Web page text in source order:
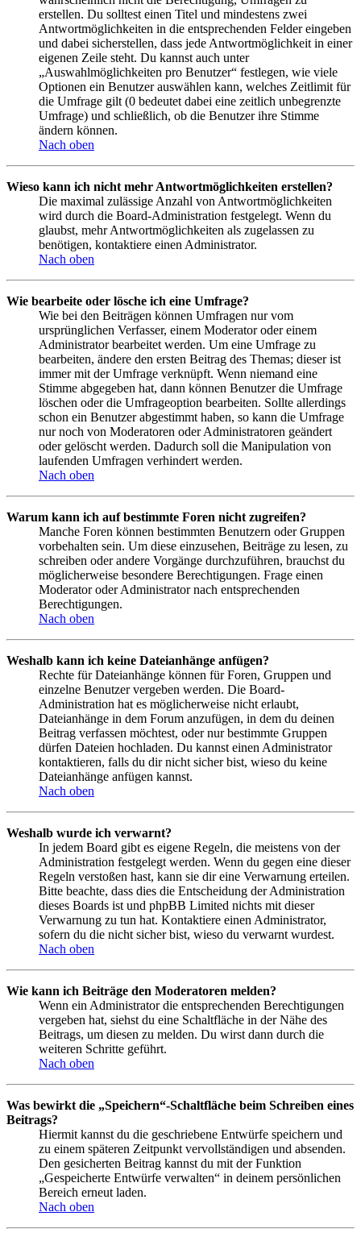
erstellen. Du solltest einen Titel und mindestens zwei
Antwortmöglichkeiten in die entsprechenden Felder eingeben
und dabei sicherstellen, dass jede Antwortmöglichkeit in einer
eigenen Zeile steht. Du kannst auch unter
„Auswahlmöglichkeiten pro Benutzer“ festlegen, wie viele
Optionen ein Benutzer auswählen kann, welches Zeitlimit für
die Umfrage gilt (0 bedeutet dabei eine zeitlich unbegrenzte
Umfrage) und schließlich, ob die Benutzer ihre Stimme
ändern können.
Nach oben
Wieso kann ich nicht mehr Antwortmöglichkeiten erstellen?
Die maximal zulässige Anzahl von Antwortmöglichkeiten
wird durch die Board-Administration festgelegt. Wenn du
glaubst, mehr Antwortmöglichkeiten als zugelassen zu
benötigen, kontaktiere einen Administrator.
Nach oben
Wie bearbeite oder lösche ich eine Umfrage?
Wie bei den Beiträgen können Umfragen nur vom
ursprünglichen Verfasser, einem Moderator oder einem
Administrator bearbeitet werden. Um eine Umfrage zu
bearbeiten, ändere den ersten Beitrag des Themas; dieser ist
immer mit der Umfrage verknüpft. Wenn niemand eine
Stimme abgegeben hat, dann können Benutzer die Umfrage
löschen oder die Umfrageoption bearbeiten. Sollte allerdings
schon ein Benutzer abgestimmt haben, so kann die Umfrage
nur noch von Moderatoren oder Administratoren geändert
oder gelöscht werden. Dadurch soll die Manipulation von
laufenden Umfragen verhindert werden.
Nach oben
Warum kann ich auf bestimmte Foren nicht zugreifen?
Manche Foren können bestimmten Benutzern oder Gruppen
vorbehalten sein. Um diese einzusehen, Beiträge zu lesen, zu
schreiben oder andere Vorgänge durchzuführen, brauchst du
möglicherweise besondere Berechtigungen. Frage einen
Moderator oder Administrator nach entsprechenden
Berechtigungen.
Nach oben
Weshalb kann ich keine Dateianhänge anfügen?
Rechte für Dateianhänge können für Foren, Gruppen und
einzelne Benutzer vergeben werden. Die Board-
Administration hat es möglicherweise nicht erlaubt,
Dateianhänge in dem Forum anzufügen, in dem du deinen
Beitrag verfassen möchtest, oder nur bestimmte Gruppen
dürfen Dateien hochladen. Du kannst einen Administrator
kontaktieren, falls du dir nicht sicher bist, wieso du keine
Dateianhänge anfügen kannst.
Nach oben
Weshalb wurde ich verwarnt?
In jedem Board gibt es eigene Regeln, die meistens von der
Administration festgelegt werden. Wenn du gegen eine dieser
Regeln verstoßen hast, kann sie dir eine Verwarnung erteilen.
Bitte beachte, dass dies die Entscheidung der Administration
dieses Boards ist und phpBB Limited nichts mit dieser
Verwarnung zu tun hat. Kontaktiere einen Administrator,
sofern du die nicht sicher bist, wieso du verwarnt wurdest.
Nach oben
Wie kann ich Beiträge den Moderatoren melden?
Wenn ein Administrator die entsprechenden Berechtigungen
vergeben hat, siehst du eine Schaltfläche in der Nähe des
Beitrags, um diesen zu melden. Du wirst dann durch die
weiteren Schritte geführt.
Nach oben
Was bewirkt die „Speichern“-Schaltfläche beim Schreiben eines
Beitrags?
Hiermit kannst du die geschriebene Entwürfe speichern und
zu einem späteren Zeitpunkt vervollständigen und absenden.
Den gesicherten Beitrag kannst du mit der Funktion
„Gespeicherte Entwürfe verwalten“ in deinem persönlichen
Bereich erneut laden.
Nach oben